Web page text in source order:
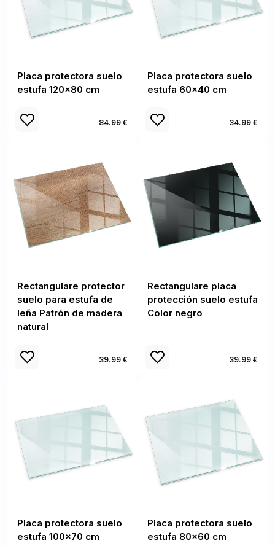
Placa protectora suelo
estufa 120x80 cm
84.99 €
Placa protectora suelo
estufa 60x40 cm
34.99 €
Rectangulare protector
suelo para estufa de
leña Patrón de madera
natural
39.99 €
Rectangulare placa
protección suelo estufa
Color negro
39.99 €
Placa protectora suelo
estufa 100x70 cm
Placa protectora suelo
estufa 80x60 cm